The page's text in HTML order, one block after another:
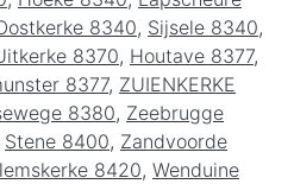
8340, Sijsele 8340,
8370, Houtave 8377,
8377, ZUIENKERKE
8380, Zeebrugge
Stene 8400, Zandvoorde
8420, Wenduine